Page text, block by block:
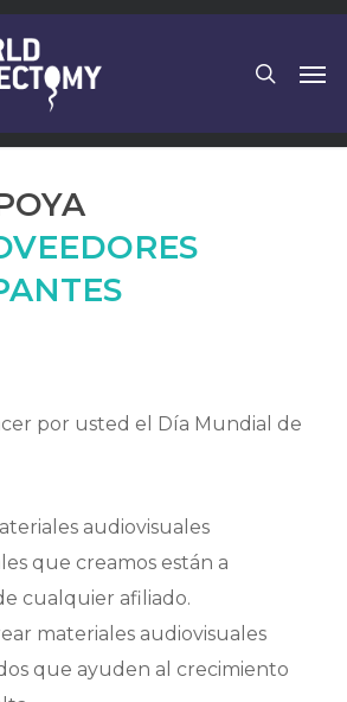
por usted el Día Mundial de
audiovisuales
que creamos están a
cualquier afiliado.
materiales audiovisuales
que ayuden al crecimiento